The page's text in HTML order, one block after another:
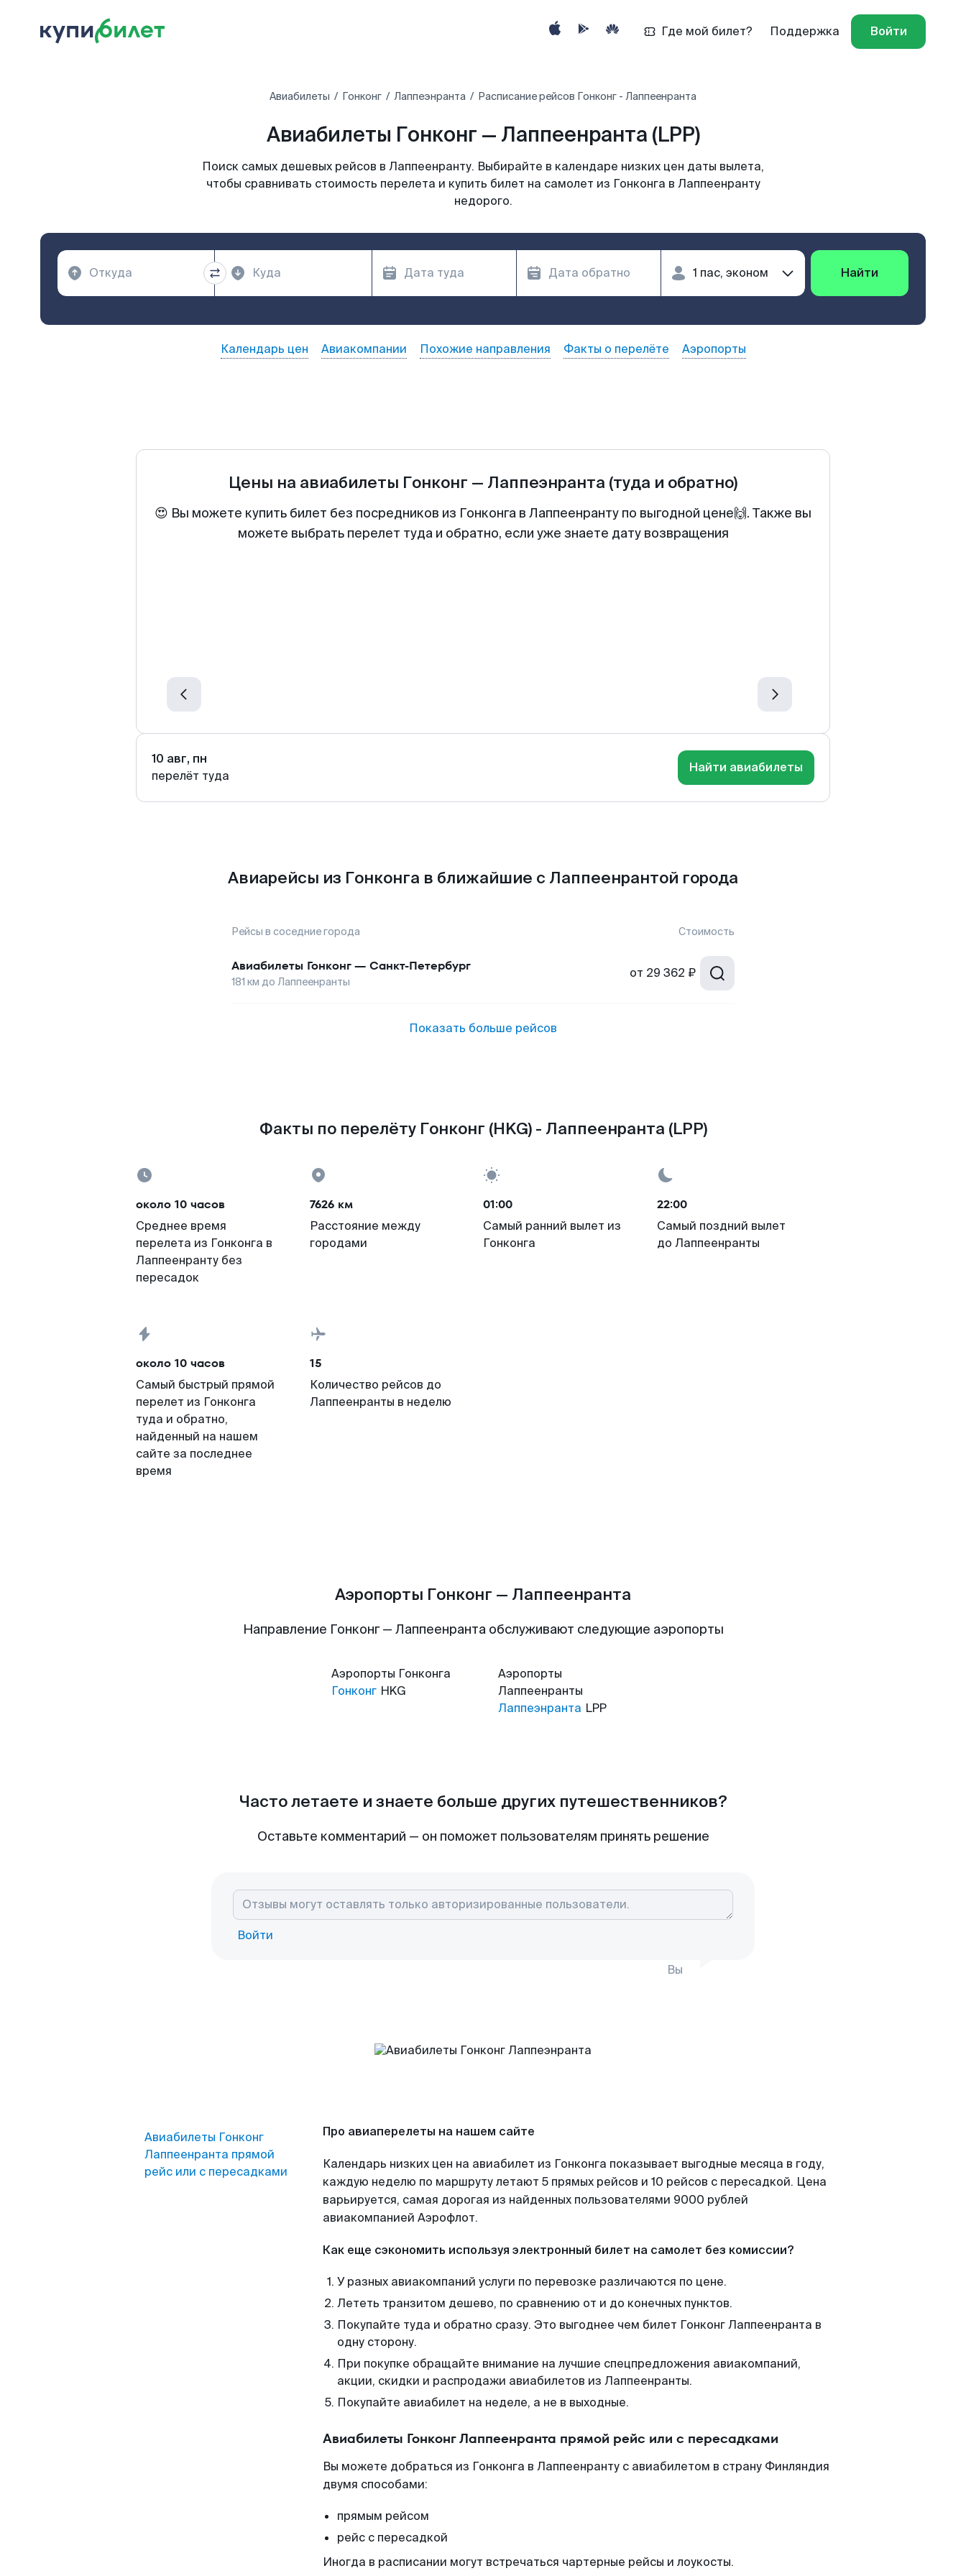
Где мой билет? Поддержка Войти
Авиабилеты Гонконг Лаппеэнранта Расписание рейсов Гонконг - Лаппеенранта
Авиабилеты Гонконг — Лаппеенранта (LPP)
Поиск самых дешевых рейсов в Лаппеенранту. Выбирайте в календаре низких цен даты вылета,
чтобы сравнивать стоимость перелета и купить билет на самолет из Гонконга в Лаппеенранту
недорого.
Найти
Календарь цен Авиакомпании Похожие направления Факты о перелёте Аэропорты
Цены на авиабилеты Гонконг — Лаппеэнранта (туда и обратно)
😍 Вы можете купить билет без посредников из Гонконга в Лаппеенранту по выгодной цене🙌. Также вы
можете выбрать перелет туда и обратно, если уже знаете дату возвращения
10 авг, пн
перелёт туда
Найти авиабилеты
Авиарейсы из Гонконга в ближайшие с Лаппеенрантой города
Рейсы в соседние города Стоимость
Авиабилеты Гонконг— Санкт-Петербург
181 км до Лаппеенранты
от 29 362 ₽
Показать больше рейсов
Факты по перелёту Гонконг (HKG) - Лаппеенранта (LPP)
около 10 часов
Среднее время
перелета из Гонконга в
Лаппеенранту без
пересадок
7626 км
Расстояние между
городами
01:00
Самый ранний вылет из
Гонконга
22:00
Самый поздний вылет
до Лаппеенранты
около 10 часов
Самый быстрый прямой
перелет из Гонконга
туда и обратно,
найденный на нашем
сайте за последнее
время
15
Количество рейсов до
Лаппеенранты в неделю
Аэропорты Гонконг — Лаппеенранта
Направление Гонконг — Лаппеенранта обслуживают следующие аэропорты
Аэропорты Гонконга
Гонконг HKG
Аэропорты
Лаппеенранты
Лаппеэнранта LPP
Часто летаете и знаете больше других путешественников?
Оставьте комментарий — он поможет пользователям принять решение
Войти
Вы
Авиабилеты Гонконг
Лаппеенранта прямой
рейс или с пересадками
Про авиаперелеты на нашем сайте
Календарь низких цен на авиабилет из Гонконга показывает выгодные месяца в году,
каждую неделю по маршруту летают 5 прямых рейсов и 10 рейсов с пересадкой. Цена
варьируется, самая дорогая из найденных пользователями 9000 рублей
авиакомпанией Аэрофлот.
Как еще сэкономить используя электронный билет на самолет без комиссии?
У разных авиакомпаний услуги по перевозке различаются по цене.
Лететь транзитом дешево, по сравнению от и до конечных пунктов.
Покупайте туда и обратно сразу. Это выгоднее чем билет Гонконг Лаппеенранта в
одну сторону.
При покупке обращайте внимание на лучшие спецпредложения авиакомпаний,
акции, скидки и распродажи авиабилетов из Лаппеенранты.
Покупайте авиабилет на неделе, а не в выходные.
Авиабилеты Гонконг Лаппеенранта прямой рейс или с пересадками
Вы можете добраться из Гонконга в Лаппеенранту с авиабилетом в страну Финляндия
двумя способами:
прямым рейсом
рейс с пересадкой
Иногда в расписании могут встречаться чартерные рейсы и лоукосты.